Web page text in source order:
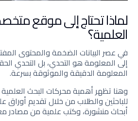
لماذا تحتاج إلى موقع
العلمية؟
في عصر البيانات الضخمة والمحتوى
إلى المعلومة هو التحدي، بل التحدي
المعلومة الدقيقة والموثوقة بسرعة.
وهنا تظهر أهمية محركات البحث العلمية
للباحثين والطلاب من خلال تقديم أوراق
أبحاث منشورة، وكتب علمية من مصادر